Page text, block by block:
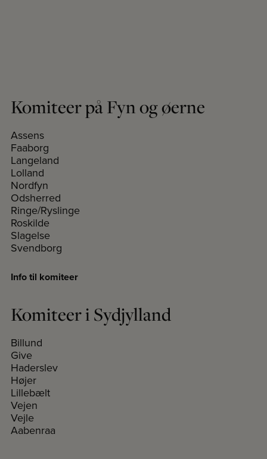
Komiteer på Fyn og øerne
Assens
Faaborg
Langeland
Lolland
Nordfyn
Odsherred
Ringe/Ryslinge
Roskilde
Slagelse
Svendborg
Info til komiteer
Komiteer i Sydjylland
Billund
Give
Haderslev
Højer
Lillebælt
Vejen
Vejle
Aabenraa